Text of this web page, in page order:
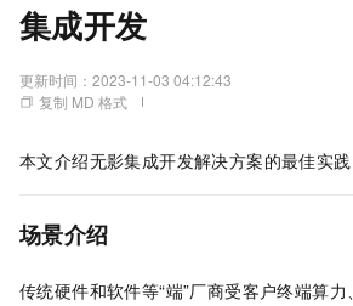
集成开发
更新时间： 2023-11-03 04:12:43
复制 MD 格式
本文介绍无影集成开发解决方案的最佳实践
场景介绍
传统硬件和软件等“端”厂商受客户终端算